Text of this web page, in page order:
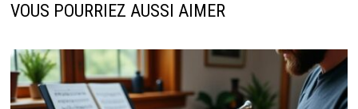
VOUS POURRIEZ AUSSI AIMER